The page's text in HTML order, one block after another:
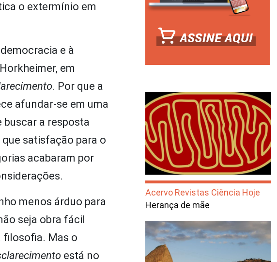
o extermínio em
e à
em
. Por que a
afundar-se em uma
buscar a resposta
satisfação para o
acabaram por
menos árduo para
seja obra fácil
filosofia. Mas o
está no
Acervo Revistas Ciência Hoje
Herança de mãe